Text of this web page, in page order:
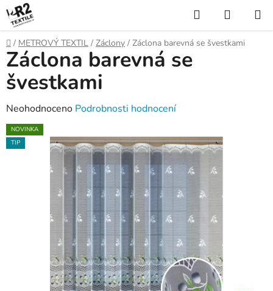
Přejít
na
obsah
Hledat
KOŠÍK
Domů
/ METROVÝ TEXTIL / Záclony / Záclona barevná se švestkami
Záclona barevná se
švestkami
Průměrné
hodnocení
produktu
hvězdiček.
Neohodnoceno Podrobnosti hodnocení
NOVINKA
TIP